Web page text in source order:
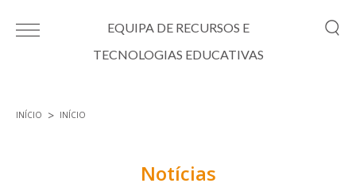
EQUIPA DE RECURSOS E
TECNOLOGIAS EDUCATIVAS
INÍCIO INÍCIO
Notícias